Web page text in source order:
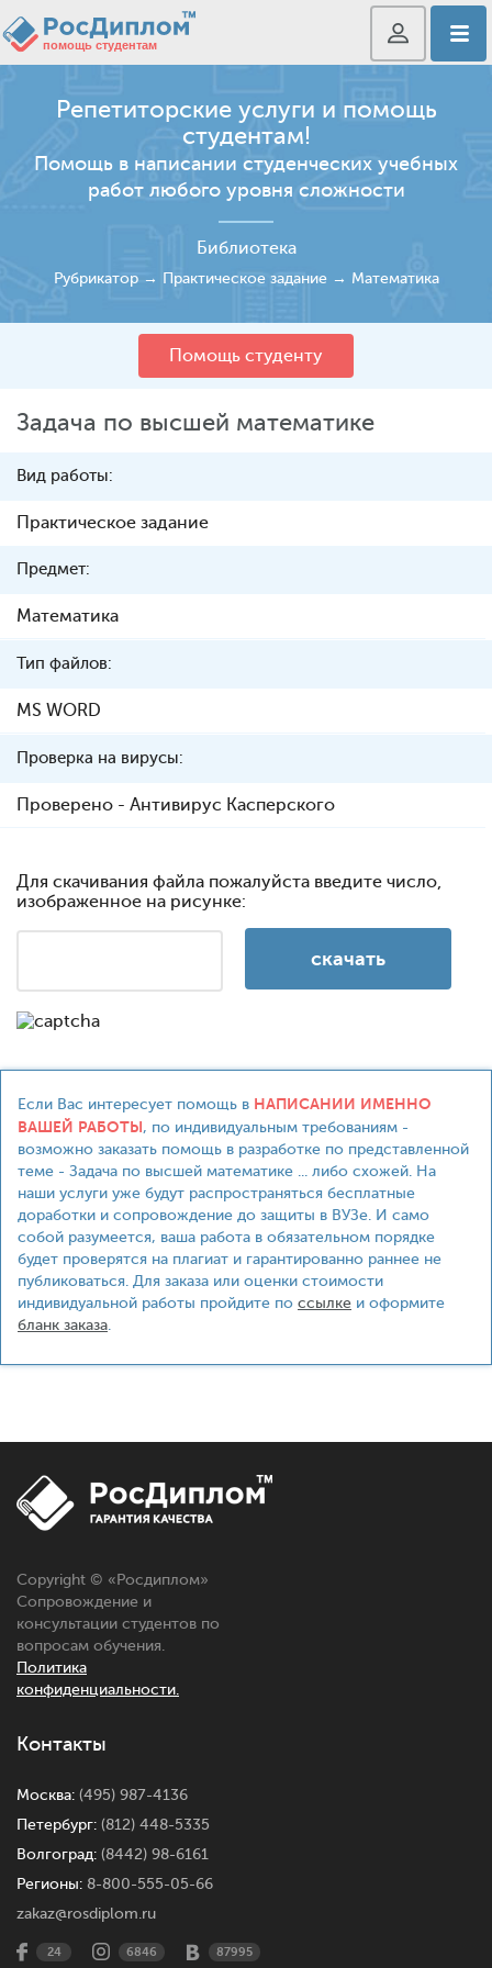
Репетиторские услуги и помощь
студентам!
Помощь в написании студенческих учебных
работ любого уровня сложности
Библиотека
Рубрикатор→ Практическое задание→ Математика
Помощь студенту
Задача по высшей математике
Вид работы:
Практическое задание
Предмет:
Математика
Тип файлов:
MS WORD
Проверка на вирусы:
Проверено - Антивирус Касперского
Для скачивания файла пожалуйста введите число,
изображенное на рисунке:
Если Вас интересует помощь в НАПИСАНИИ ИМЕННО
ВАШЕЙ РАБОТЫ, по индивидуальным требованиям -
возможно заказать помощь в разработке по представленной
теме - Задача по высшей математике ... либо схожей. На
наши услуги уже будут распространяться бесплатные
доработки и сопровождение до защиты в ВУЗе. И само
собой разумеется, ваша работа в обязательном порядке
будет проверятся на плагиат и гарантированно раннее не
публиковаться. Для заказа или оценки стоимости
индивидуальной работы пройдите по ссылке и оформите
бланк заказа
Copyright © «Росдиплом»
Сопровождение и
консультации студентов по
вопросам обучения.
Политика
конфиденциальности.
Контакты
Москва: (495) 987-4136
Петербург: (812) 448-5335
Волгоград: (8442) 98-6161
Регионы: 8-800-555-05-66
zakaz@rosdiplom.ru
24 6846 87995